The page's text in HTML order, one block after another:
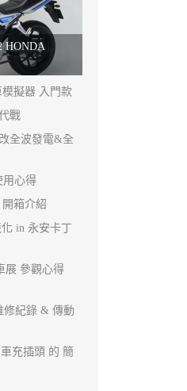
HONDA
擬器 入門款
戰
全波發電&全
用心得
箱介紹
in 永安卡丁
展 參觀心得
修紀錄 & 傳動
車充插頭 的 簡